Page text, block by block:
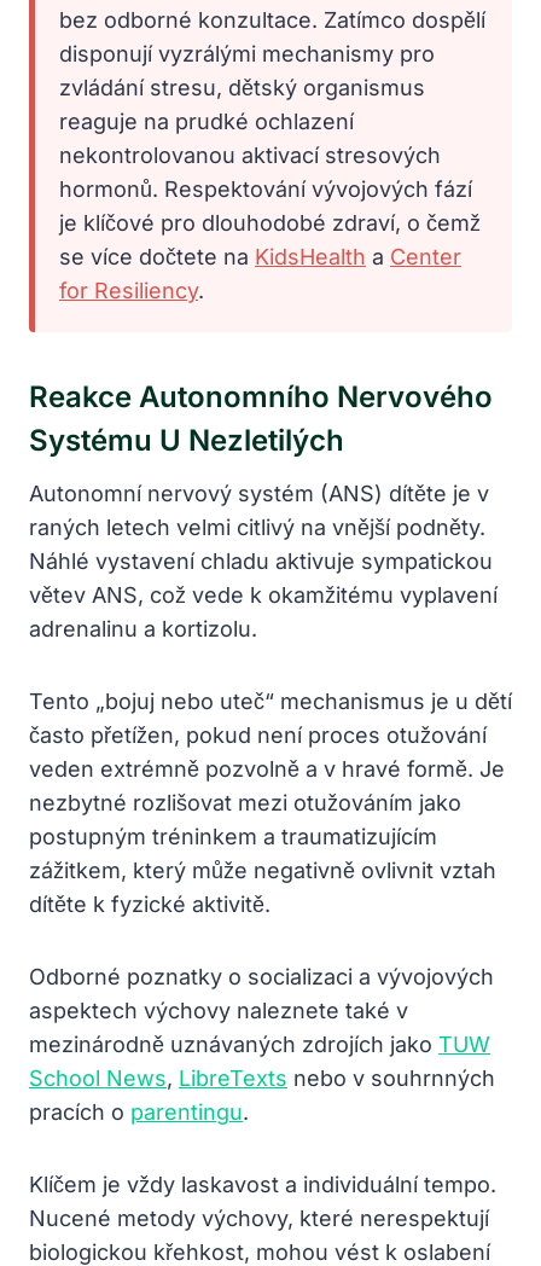
bez odborné konzultace. Zatímco dospělí
disponují vyzrálými mechanismy pro
zvládání stresu, dětský organismus
reaguje na prudké ochlazení
nekontrolovanou aktivací stresových
hormonů. Respektování vývojových fází
je klíčové pro dlouhodobé zdraví, o čemž
se více dočtete na KidsHealth a Center
for Resiliency.
Reakce Autonomního Nervového
Systému U Nezletilých
Autonomní nervový systém (ANS) dítěte je v
raných letech velmi citlivý na vnější podněty.
Náhlé vystavení chladu aktivuje sympatickou
větev ANS, což vede k okamžitému vyplavení
adrenalinu a kortizolu.
Tento „bojuj nebo uteč“ mechanismus je u dětí
často přetížen, pokud není proces otužování
veden extrémně pozvolně a v hravé formě. Je
nezbytné rozlišovat mezi otužováním jako
postupným tréninkem a traumatizujícím
zážitkem, který může negativně ovlivnit vztah
dítěte k fyzické aktivitě.
Odborné poznatky o socializaci a vývojových
aspektech výchovy naleznete také v
mezinárodně uznávaných zdrojích jako TUW
School News, LibreTexts nebo v souhrnných
pracích o parentingu.
Klíčem je vždy laskavost a individuální tempo.
Nucené metody výchovy, které nerespektují
biologickou křehkost, mohou vést k oslabení